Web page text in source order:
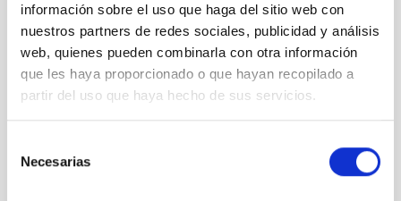
información sobre el uso que haga del sitio web con
nuestros partners de redes sociales, publicidad y análisis
web, quienes pueden combinarla con otra información
que les haya proporcionado o que hayan recopilado a
partir del uso que haya hecho de sus servicios.
Necesarias
Nuestro canal de Youtube
Todas las jornadas CEDDD, el podcast ‘El Rincón
Social’ y mucho más en formato audiovisual a un
solo clic.